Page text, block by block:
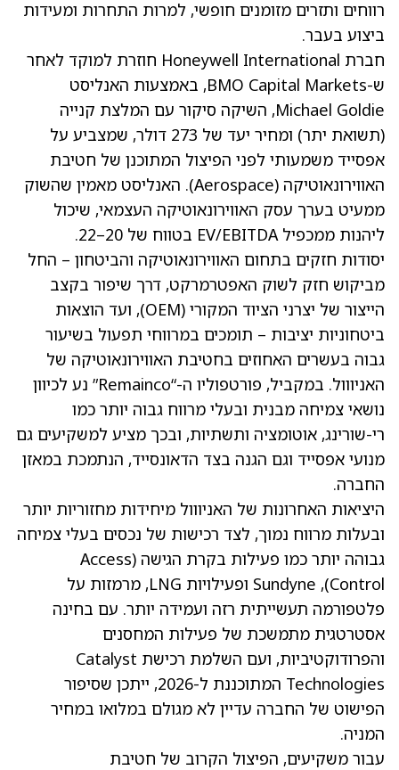
רווחים ותזרים מזומנים חופשי, למרות התחרות ומעידות
ביצוע בעבר.
חברת Honeywell International חוזרת למוקד לאחר
ש-BMO Capital Markets, באמצעות האנליסט
Michael Goldie, השיקה סיקור עם המלצת קנייה
(תשואת יתר) ומחיר יעד של 273 דולר, שמצביע על
אפסייד משמעותי לפני הפיצול המתוכנן של חטיבת
האווירונאוטיקה (Aerospace). האנליסט מאמין שהשוק
ממעיט בערך עסק האווירונאוטיקה העצמאי, שיכול
ליהנות ממכפיל EV/EBITDA בטווח של 20–22.
יסודות חזקים בתחום האווירונאוטיקה והביטחון – החל
מביקוש חזק לשוק האפטרמרקט, דרך שיפור בקצב
הייצור של יצרני הציוד המקורי (OEM), ועד הוצאות
ביטחוניות יציבות – תומכים במרווחי תפעול בשיעור
גבוה בעשרים האחוזים בחטיבת האווירונאוטיקה של
האניווול. במקביל, פורטפוליו ה-“Remainco” נע לכיוון
נושאי צמיחה מבנית ובעלי מרווח גבוה יותר כמו
רי-שורינג, אוטומציה ותשתיות, ובכך מציע למשקיעים גם
מנועי אפסייד וגם הגנה בצד הדאונסייד, הנתמכת במאזן
החברה.
היציאות האחרונות של האניווול מיחידות מחזוריות יותר
ובעלות מרווח נמוך, לצד רכישות של נכסים בעלי צמיחה
גבוהה יותר כמו פעילות בקרת הגישה (Access
Control), Sundyne ופעילויות LNG, מרמזות על
פלטפורמה תעשייתית רזה ועמידה יותר. עם בחינה
אסטרטגית מתמשכת של פעילות המחסנים
והפרודוקטיביות, ועם השלמת רכישת Catalyst
Technologies המתוכננת ל-2026, ייתכן שסיפור
הפישוט של החברה עדיין לא מגולם במלואו במחיר
המניה.
עבור משקיעים, הפיצול הקרוב של חטיבת